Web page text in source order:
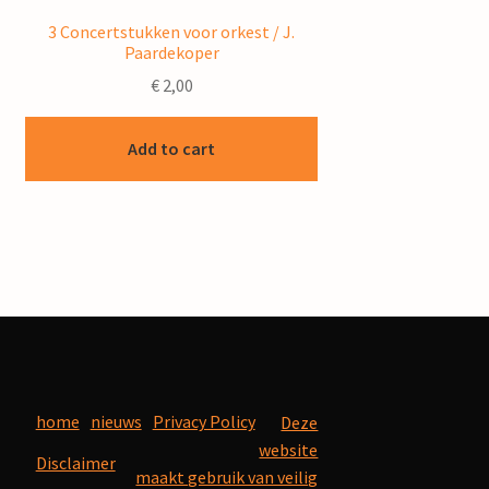
3 Concertstukken voor orkest / J.
Paardekoper
€2,00
Add to cart
home nieuws Privacy Policy
Disclaimer
Deze
website
maakt gebruik van veilig